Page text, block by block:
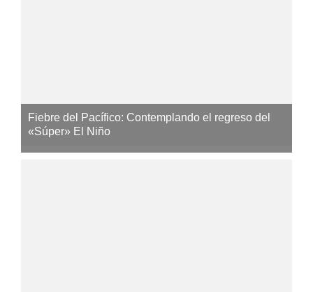
Fiebre del Pacífico: Contemplando el regreso del
«Súper» El Niño